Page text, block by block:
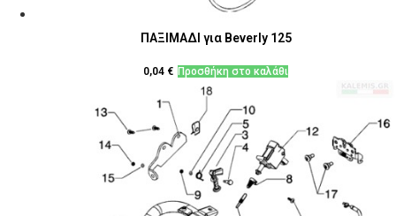
ΠΑΞΙΜΑΔΙ για Beverly 125
0,04 € Προσθήκη στο καλάθι